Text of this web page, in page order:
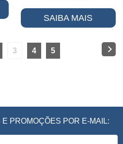
SAIBA MAIS
3 4 5
PROMOÇÕES POR E-MAIL: